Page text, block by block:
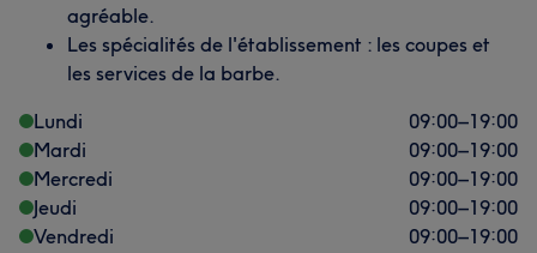
agréable.
Les spécialités de l'établissement : les coupes et
les services de la barbe.
Lundi
09:00–19:00
Mardi
09:00–19:00
Mercredi
09:00–19:00
Jeudi
09:00–19:00
Vendredi
09:00–19:00